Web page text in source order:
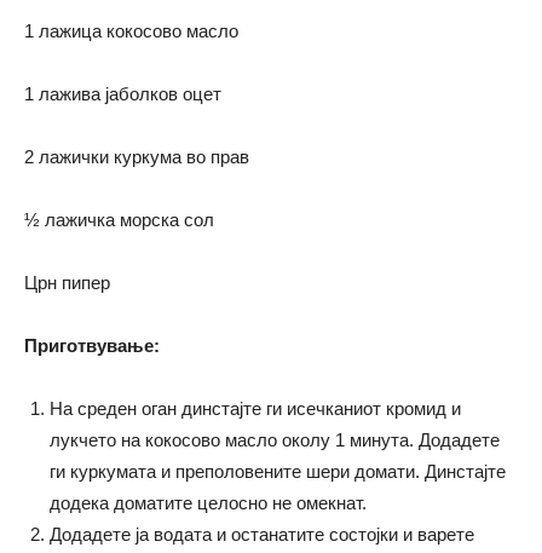
1 лажица кокосово масло
1 лажива јаболков оцет
2 лажички куркума во прав
½ лажичка морска сол
Црн пипер
Приготвување:
На среден оган динстајте ги исечканиот кромид и
лукчето на кокосово масло околу 1 минута. Додадете
ги куркумата и преполовените шери домати. Динстајте
додека доматите целосно не омекнат.
Додадете ја водата и останатите состојки и варете